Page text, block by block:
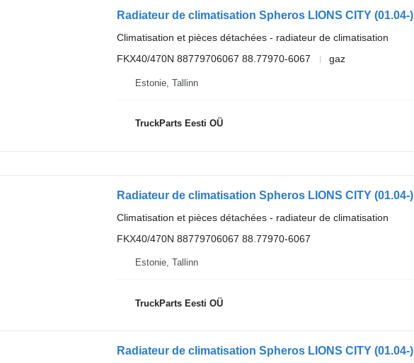
Radiateur de climatisation Spheros LIONS CITY
Climatisation et pièces détachées - radiateur de climatisation
FKX40/470N 88779706067 88.77970-6067
gaz
Estonie, Tallinn
TruckParts Eesti OÜ
Radiateur de climatisation Spheros LIONS CITY
Climatisation et pièces détachées - radiateur de climatisation
FKX40/470N 88779706067 88.77970-6067
Estonie, Tallinn
TruckParts Eesti OÜ
Radiateur de climatisation Spheros LIONS CITY